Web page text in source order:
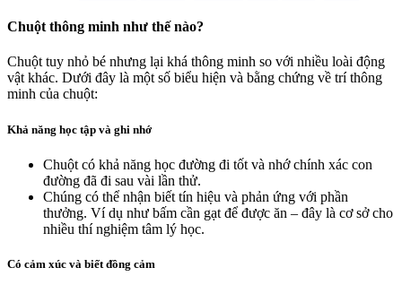
Chuột thông minh như thế nào?
Chuột tuy nhỏ bé nhưng lại khá thông minh so với nhiều loài động
vật khác. Dưới đây là một số biểu hiện và bằng chứng về trí thông
minh của chuột:
Khả năng học tập và ghi nhớ
Chuột có khả năng học đường đi tốt và nhớ chính xác con
đường đã đi sau vài lần thử.
Chúng có thể nhận biết tín hiệu và phản ứng với phần
thưởng. Ví dụ như bấm cần gạt để được ăn – đây là cơ sở cho
nhiều thí nghiệm tâm lý học.
Có cảm xúc và biết đồng cảm